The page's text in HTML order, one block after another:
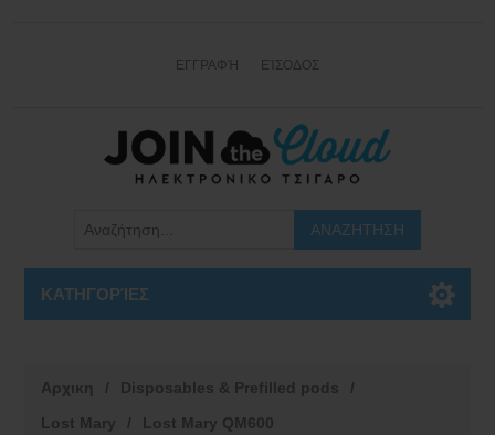
ΕΓΓΡΑΦΉ ΕΊΣΟΔΟΣ
ΚΑΤΗΓΟΡΊΕΣ
Αρχικη / Disposables & Prefilled pods
/
Lost Mary
/ Lost Mary QM600